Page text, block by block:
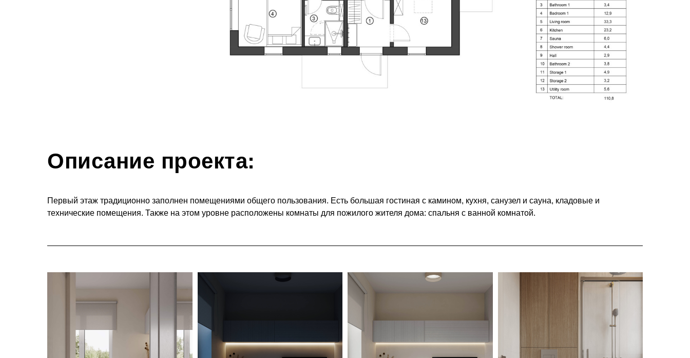
Описание проекта:
Первый этаж традиционно заполнен помещениями общего пользования. Есть большая гостиная с камином, кухня, санузел и сауна, кладовые и
технические помещения. Также на этом уровне расположены комнаты для пожилого жителя дома: спальня с ванной комнатой.